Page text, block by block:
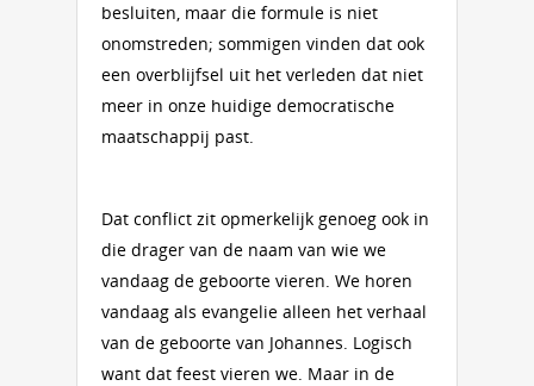
besluiten, maar die formule is niet
onomstreden; sommigen vinden dat ook
een overblijfsel uit het verleden dat niet
meer in onze huidige democratische
maatschappij past.
Dat conflict zit opmerkelijk genoeg ook in
die drager van de naam van wie we
vandaag de geboorte vieren. We horen
vandaag als evangelie alleen het verhaal
van de geboorte van Johannes. Logisch
want dat feest vieren we. Maar in de